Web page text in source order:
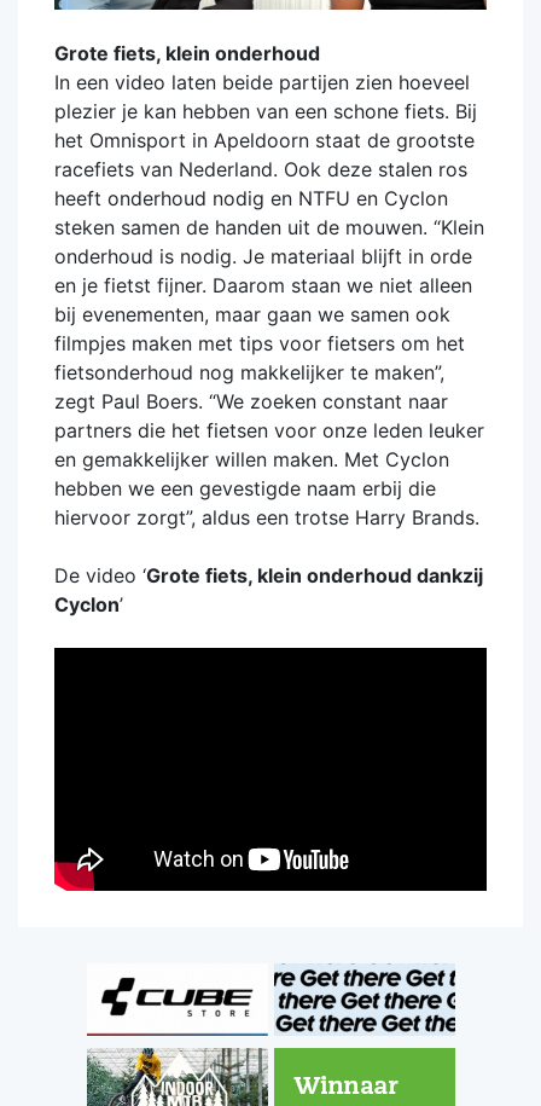
Grote fiets, klein onderhoud
In een video laten beide partijen zien hoeveel
plezier je kan hebben van een schone fiets. Bij
het Omnisport in Apeldoorn staat de grootste
racefiets van Nederland. Ook deze stalen ros
heeft onderhoud nodig en NTFU en Cyclon
steken samen de handen uit de mouwen. “Klein
onderhoud is nodig. Je materiaal blijft in orde
en je fietst fijner. Daarom staan we niet alleen
bij evenementen, maar gaan we samen ook
filmpjes maken met tips voor fietsers om het
fietsonderhoud nog makkelijker te maken”,
zegt Paul Boers. “We zoeken constant naar
partners die het fietsen voor onze leden leuker
en gemakkelijker willen maken. Met Cyclon
hebben we een gevestigde naam erbij die
hiervoor zorgt”, aldus een trotse Harry Brands.
De video ‘Grote fiets, klein onderhoud dankzij
Cyclon’